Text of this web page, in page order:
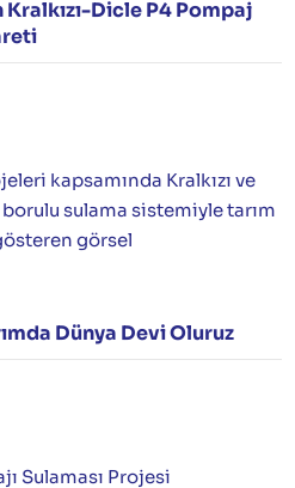
Kralkızı-Dicle P4 Pompaj
Dünya Devi Oluruz